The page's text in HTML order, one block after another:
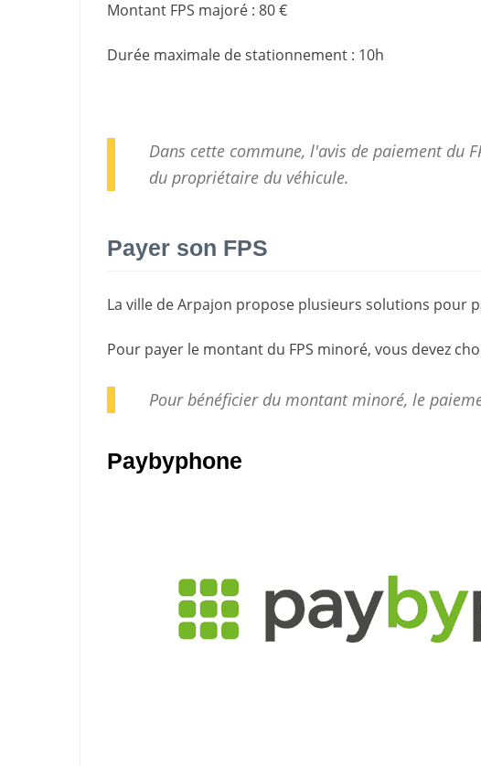
Montant FPS majoré : 80 €
Durée maximale de stationnement : 10h
Dans cette commune, l'avis de paiement du
du propriétaire du véhicule.
Payer son FPS
La ville de Arpajon propose plusieurs solutions pour
Pour payer le montant du FPS minoré, vous devez
Pour bénéficier du montant minoré, le
Paybyphone